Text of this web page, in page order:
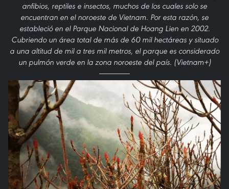
anfibios, reptiles e insectos, muchos de los cuales solo se
encuentran en el noroeste de Vietnam. Por esta razón, se
estableció en el Parque Nacional de Hoang Lien en 2002.
Cubriendo un área total de más de 60 mil hectáreas y situado
a una altitud de mil a tres mil metros, el parque es considerado
un pulmón verde en la zona noroeste del país. (Vietnam+)